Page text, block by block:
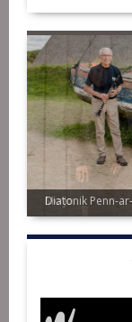
Diatonik Penn-